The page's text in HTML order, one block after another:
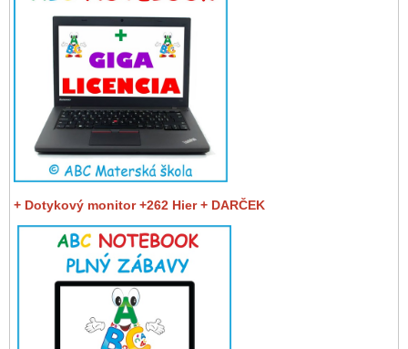
+ Dotykový monitor +262 Hier + DARČEK